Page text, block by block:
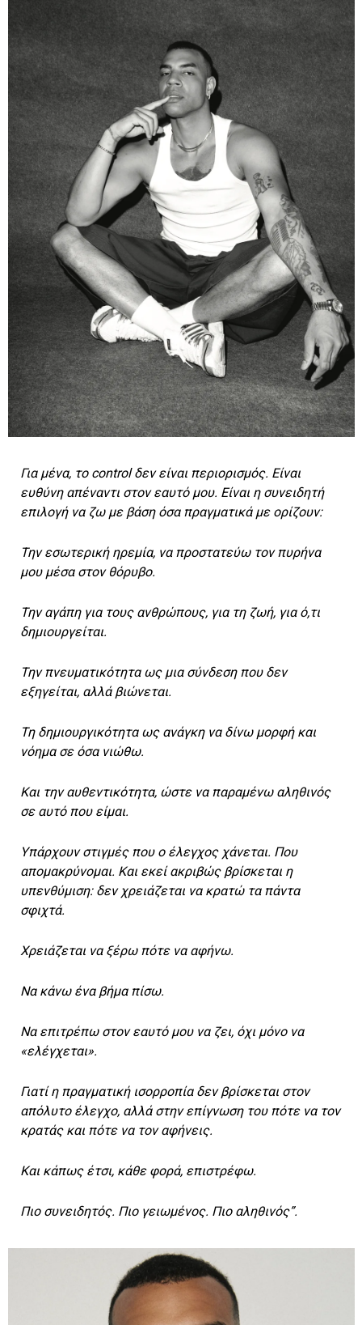
Για μένα, το control δεν είναι περιορισμός. Είναι
ευθύνη απέναντι στον εαυτό μου. Είναι η συνειδητή
επιλογή να ζω με βάση όσα πραγματικά με ορίζουν:
Την εσωτερική ηρεμία, να προστατεύω τον πυρήνα
μου μέσα στον θόρυβο.
Την αγάπη για τους ανθρώπους, για τη ζωή, για ό,τι
δημιουργείται.
Την πνευματικότητα ως μια σύνδεση που δεν
εξηγείται, αλλά βιώνεται.
Τη δημιουργικότητα ως ανάγκη να δίνω μορφή και
νόημα σε όσα νιώθω.
Και την αυθεντικότητα, ώστε να παραμένω αληθινός
σε αυτό που είμαι.
Υπάρχουν στιγμές που ο έλεγχος χάνεται. Που
απομακρύνομαι. Και εκεί ακριβώς βρίσκεται η
υπενθύμιση: δεν χρειάζεται να κρατώ τα πάντα
σφιχτά.
Χρειάζεται να ξέρω πότε να αφήνω.
Να κάνω ένα βήμα πίσω.
Να επιτρέπω στον εαυτό μου να ζει, όχι μόνο να
«ελέγχεται».
Γιατί η πραγματική ισορροπία δεν βρίσκεται στον
απόλυτο έλεγχο, αλλά στην επίγνωση του πότε να τον
κρατάς και πότε να τον αφήνεις.
Και κάπως έτσι, κάθε φορά, επιστρέφω.
Πιο συνειδητός. Πιο γειωμένος. Πιο αληθινός”.